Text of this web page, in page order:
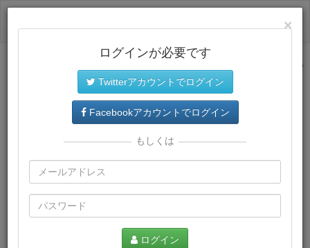
サイトトップに戻る
×
ログインが必要です
Twitterアカウントでログイン
Facebookアカウントでログイン
もしくは
ログイン